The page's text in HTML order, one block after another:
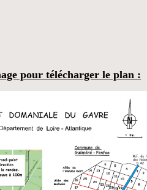
pour télécharger le plan :